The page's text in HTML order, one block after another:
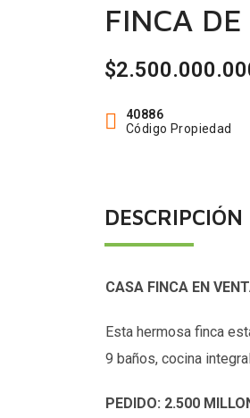
FINCA
40886
Código Propiedad
DESCRIPCIÓN
CASA FINCA EN
Esta hermosa finca
9 baños, cocina
PEDIDO: 2.500